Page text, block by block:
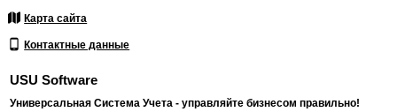
Карта сайта
Контактные данные
USU Software
Универсальная Система Учета - управляйте бизнесом правильно!